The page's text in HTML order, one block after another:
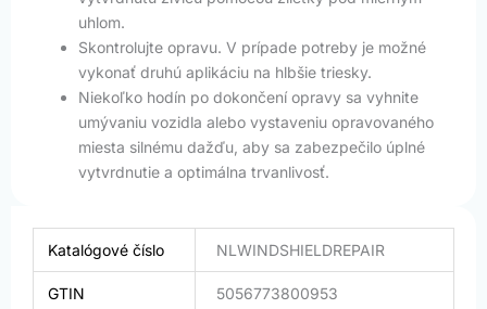
uhlom.
Skontrolujte opravu. V prípade potreby je možné
vykonať druhú aplikáciu na hlbšie triesky.
Niekoľko hodín po dokončení opravy sa vyhnite
umývaniu vozidla alebo vystaveniu opravovaného
miesta silnému dažďu, aby sa zabezpečilo úplné
vytvrdnutie a optimálna trvanlivosť.
Katalógové číslo NLWINDSHIELDREPAIR
GTIN 5056773800953